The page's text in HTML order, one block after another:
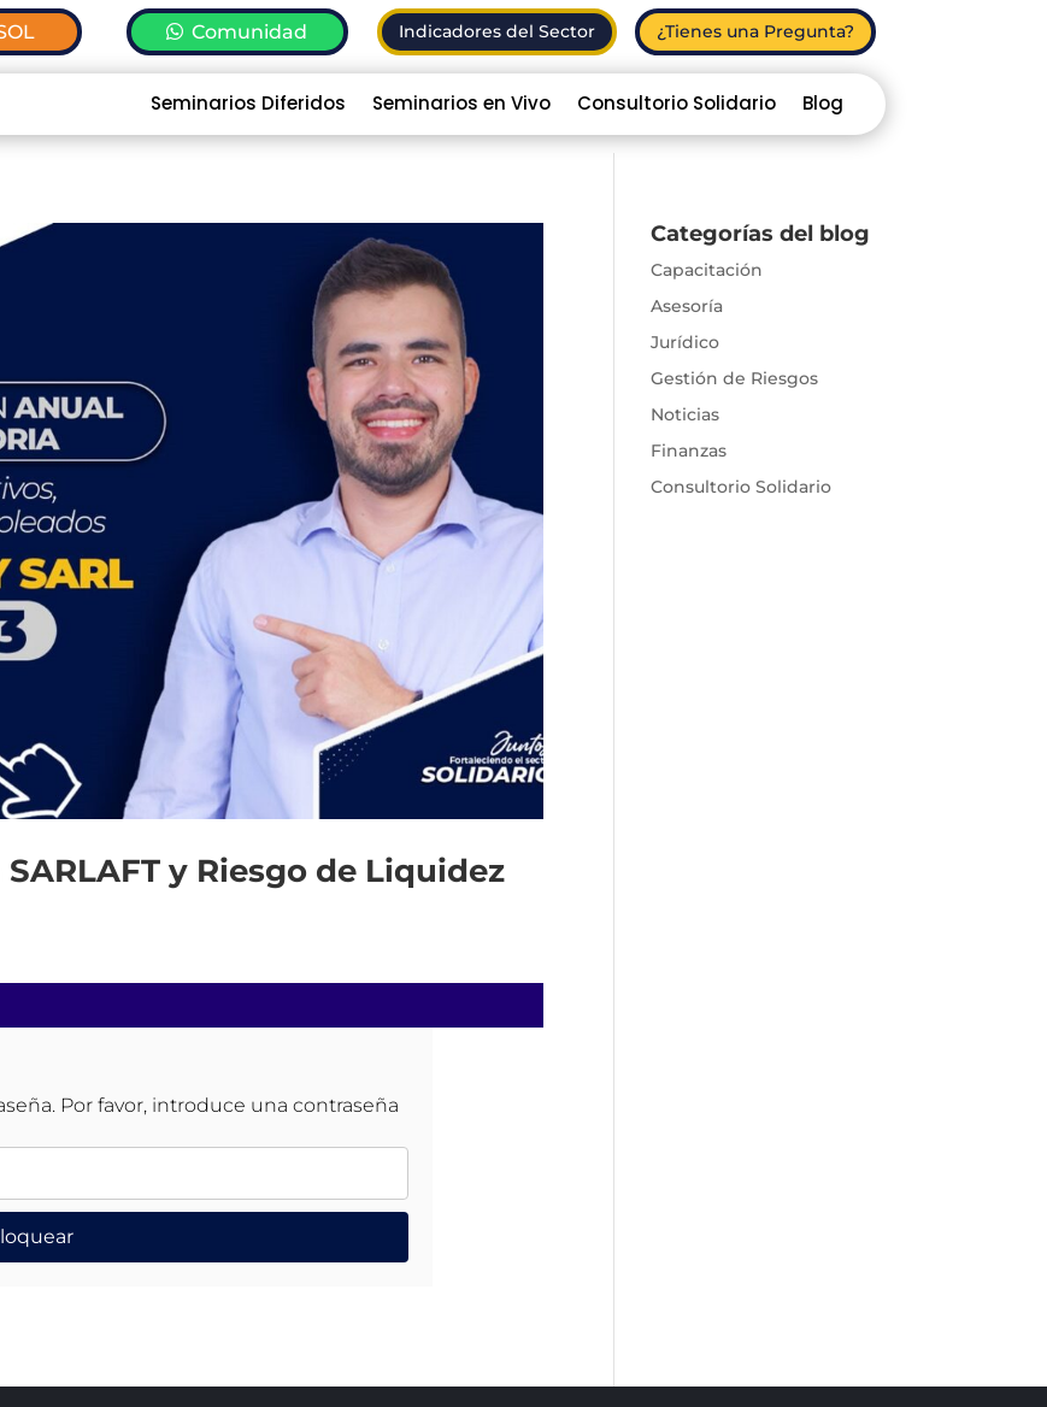
Comunidad Indicadores del Sector ¿Tienes una Pregunta?
Seminarios Diferidos Seminarios en Vivo Consultorio Solidario Blog
y Riesgo de Liquidez
Por favor, introduce una contraseña
Categorías del blog
Capacitación
Asesoría
Jurídico
Gestión de Riesgos
Noticias
Finanzas
Consultorio Solidario